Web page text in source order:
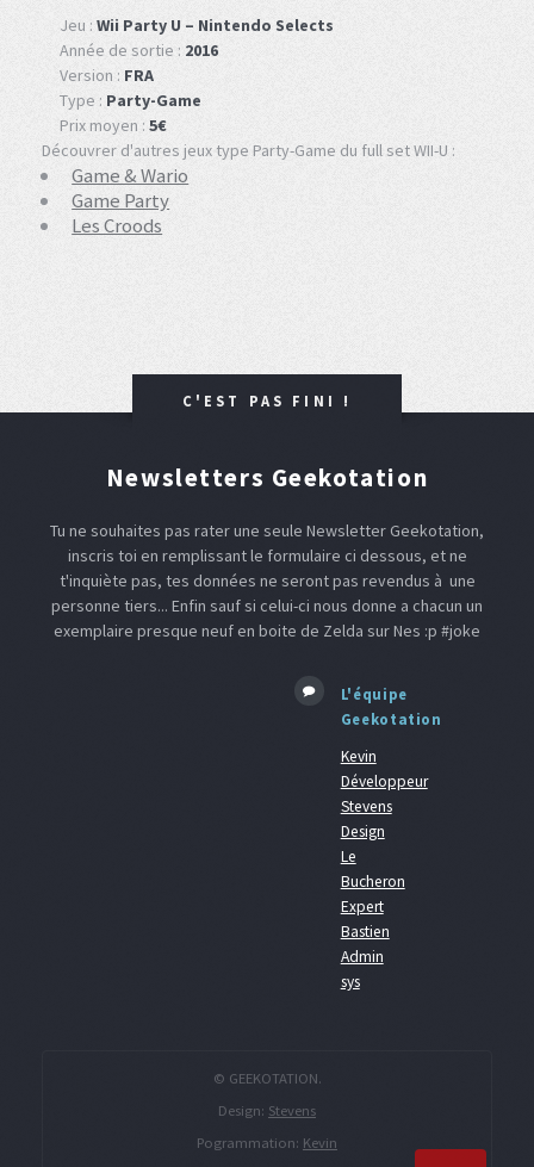
Jeu : Wii Party U – Nintendo Selects
Année de sortie : 2016
Version : FRA
Type : Party-Game
Prix moyen : 5€
Découvrer d'autres jeux type Party-Game du full set WII-U :
Game & Wario
Game Party
Les Croods
C'EST PAS FINI !
Newsletters Geekotation
Tu ne souhaites pas rater une seule Newsletter Geekotation,
inscris toi en remplissant le formulaire ci dessous, et ne
t'inquiète pas, tes données ne seront pas revendus à une
personne tiers... Enfin sauf si celui-ci nous donne a chacun un
exemplaire presque neuf en boite de Zelda sur Nes :p #joke
L'équipe
Geekotation
Kevin
Développeur
Stevens
Design
Le
Bucheron
Expert
Bastien
Admin
sys
© GEEKOTATION.
Design: Stevens
Pogrammation: Kevin